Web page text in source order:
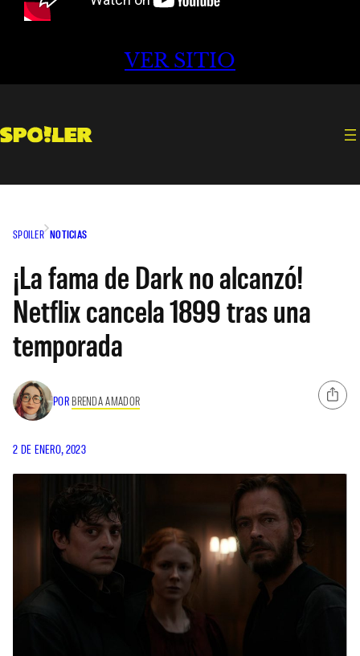
VER SITIO
SPOILER NOTICIAS
¡La fama de Dark no alcanzó!
Netflix cancela 1899 tras una
temporada
POR BRENDA AMADOR
2 DE ENERO, 2023